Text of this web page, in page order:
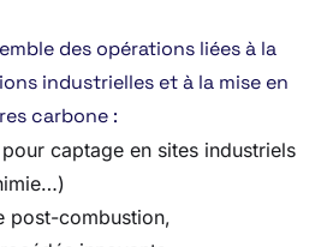
des opérations liées à la
industrielles et à la mise en
carbone :
captage en sites industriels
post-combustion,